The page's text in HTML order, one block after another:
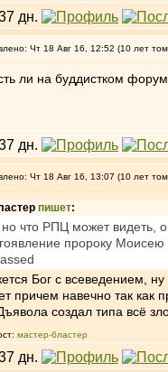
Чт 18 Авг 16, 12:52 (10 лет
ли на буддистком
Чт 18 Авг 16, 13:07 (10 лет
пишет:
что РПЦ может видеть,
пророку
Бог с всеведением,
причем навечно так как
создал типа всё
мастер-бластер